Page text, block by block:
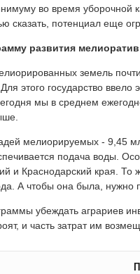
во время
сказать, потенциал еще
развития
земель
этого государство
мы в среднем
мелиорируемых - 9,45
подача воды.
и Краснодарский края.
А чтобы она была,
убеждать аграриев
и часть затрат им